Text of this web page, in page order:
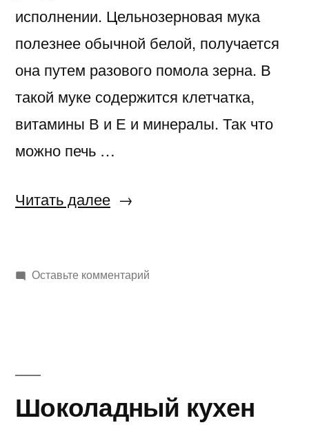
исполнении. Цельнозерновая мука
полезнее обычной белой, получается
она путем разового помола зерна. В
такой муке содержится клетчатка,
витамины В и Е и минералы. Так что
можно печь …
Читать далее«Штоллен
Оставьте комментарийк
Шоколадный кухен